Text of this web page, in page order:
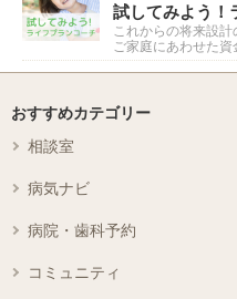
試してみよう！
これからの将来設計
ご家庭にあわせた資
おすすめカテゴリー
相談室
病気ナビ
病院・歯科予約
コミュニティ